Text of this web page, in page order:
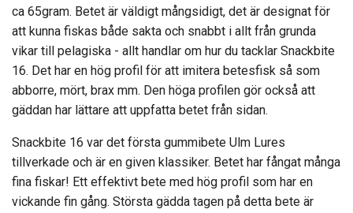
ca 65gram. Betet är väldigt mångsidigt, det är designat för
att kunna fiskas både sakta och snabbt i allt från grunda
vikar till pelagiska - allt handlar om hur du tacklar Snackbite
16. Det har en hög profil för att imitera betesfisk så som
abborre, mört, brax mm. Den höga profilen gör också att
gäddan har lättare att uppfatta betet från sidan.
Snackbite 16 var det första gummibete Ulm Lures
tillverkade och är en given klassiker. Betet har fångat många
fina fiskar! Ett effektivt bete med hög profil som har en
vickande fin gång. Största gädda tagen på detta bete är